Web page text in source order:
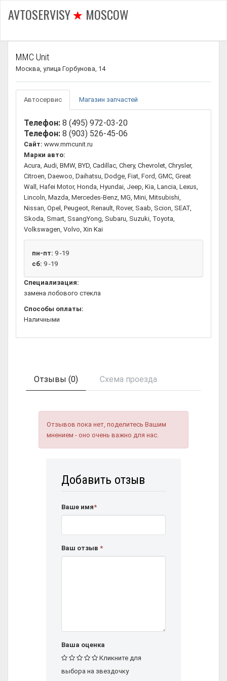
AVTOSERVISY MOSCOW
MMC Unit
Москва, улица Горбунова, 14
Автосервис Магазин запчастей
Телефон: 8 (495) 972-03-20
Телефон: 8 (903) 526-45-06
Сайт: www.mmcunit.ru
Марки авто:
Acura, Audi, BMW, BYD, Cadillac, Chery, Chevrolet, Chrysler,
Citroen, Daewoo, Daihatsu, Dodge, Fiat, Ford, GMC, Great
Wall, Hafei Motor, Honda, Hyundai, Jeep, Kia, Lancia, Lexus,
Lincoln, Mazda, Mercedes-Benz, MG, Mini, Mitsubishi,
Nissan, Opel, Peugeot, Renault, Rover, Saab, Scion, SEAT,
Skoda, Smart, SsangYong, Subaru, Suzuki, Toyota,
Volkswagen, Volvo, Xin Kai
пн-пт: 9 -19
сб: 9 -19
Специализация:
замена лобового стекла
Способы оплаты:
Наличными
Отзывы (0) Схема проезда
Отзывов пока нет, поделитесь Вашим
мнением - оно очень важно для нас.
Добавить отзыв
Ваше имя*
Ваш отзыв *
Ваша оценка
Кликните для
выбора на звездочку